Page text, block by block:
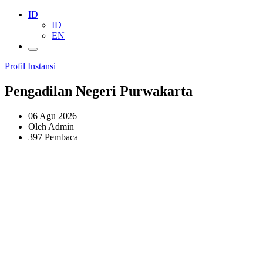
ID
ID
EN
Profil Instansi
Pengadilan Negeri Purwakarta
06 Agu 2026
Oleh Admin
397 Pembaca